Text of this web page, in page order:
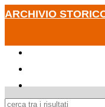
ARCHIVIO